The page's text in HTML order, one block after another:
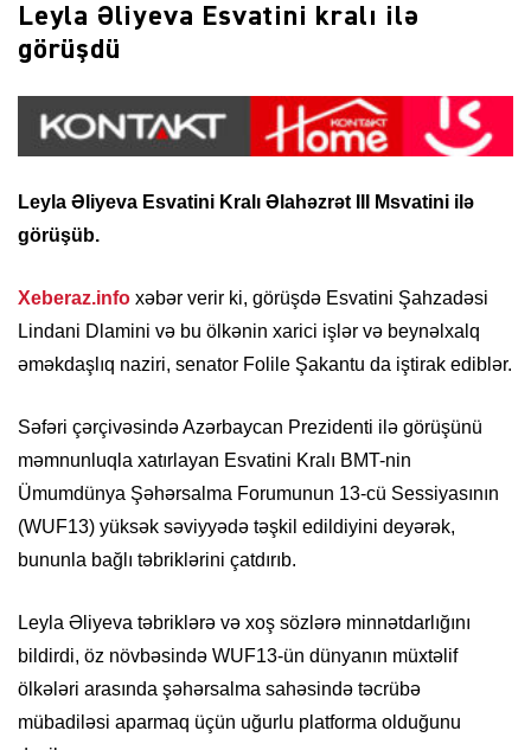
Leyla Əliyeva Esvatini kralı ilə
görüşdü
Leyla Əliyeva Esvatini Kralı Əlahəzrət III Msvatini ilə
görüşüb.
Xeberaz.info xəbər verir ki, görüşdə Esvatini Şahzadəsi
Lindani Dlamini və bu ölkənin xarici işlər və beynəlxalq
əməkdaşlıq naziri, senator Folile Şakantu da iştirak ediblər.
Səfəri çərçivəsində Azərbaycan Prezidenti ilə görüşünü
məmnunluqla xatırlayan Esvatini Kralı BMT-nin
Ümumdünya Şəhərsalma Forumunun 13-cü Sessiyasının
(WUF13) yüksək səviyyədə təşkil edildiyini deyərək,
bununla bağlı təbriklərini çatdırıb.
Leyla Əliyeva təbriklərə və xoş sözlərə minnətdarlığını
bildirdi, öz növbəsində WUF13-ün dünyanın müxtəlif
ölkələri arasında şəhərsalma sahəsində təcrübə
mübadiləsi aparmaq üçün uğurlu platforma olduğunu